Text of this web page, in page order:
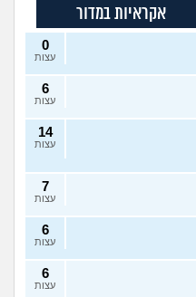
אקראיות במדור
0
עצות
6
עצות
14
עצות
7
עצות
6
עצות
6
עצות